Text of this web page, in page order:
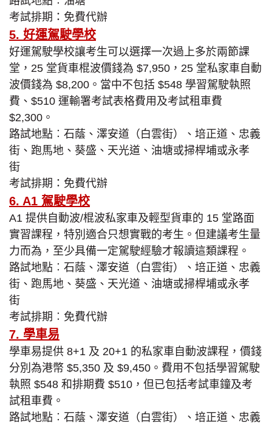
考試排期：免費代辦
5. 好運駕駛學校
好運駕駛學校讓考生可以選擇一次過上多於兩節課
堂，25 堂貨車棍波價錢為 $7,950，25 堂私家車自動
波價錢為 $8,200。當中不包括 $548 學習駕駛執照
費、$510 運輸署考試表格費用及考試租車費
$2,300。
路試地點︰石蔭、澤安道（白雲街）、培正道、忠義
街、跑馬地、葵盛、天光道、油塘或掃桿埔或永孝
街
考試排期：免費代辦
6. A1 駕駛學校
A1 提供自動波/棍波私家車及輕型貨車的 15 堂路面
實習課程，特別適合只想實戰的考生。但建議考生量
力而為，至少具備一定駕駛經驗才報讀這類課程。
路試地點︰石蔭、澤安道（白雲街）、培正道、忠義
街、跑馬地、葵盛、天光道、油塘或掃桿埔或永孝
街
考試排期︰免費代辦
7. 學車易
學車易提供 8+1 及 20+1 的私家車自動波課程，價錢
分別為港幣 $5,350 及 $9,450。費用不包括學習駕駛
執照 $548 和排期費 $510，但已包括考試車鐘及考
試租車費。
路試地點︰石蔭、澤安道（白雲街）、培正道、忠義